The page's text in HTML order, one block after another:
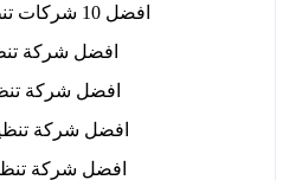
افضل 10 شركات تنظيف المنازل
افضل شركة
افضل شركة
افضل شركة
افضل شركة